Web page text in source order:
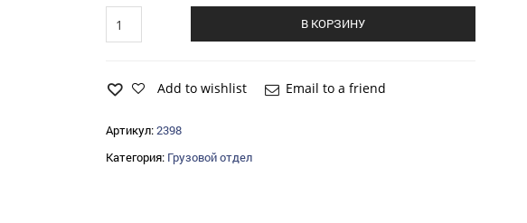
МАЗ
передней
В КОРЗИНУ
Add to wishlist Email to a friend
Артикул:2398
Категория: Грузовой отдел